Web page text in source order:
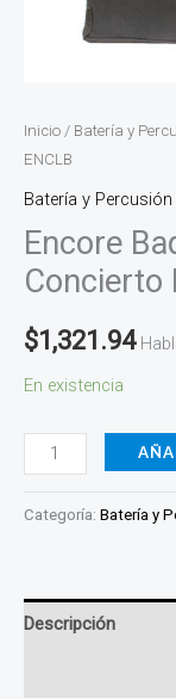
Inicio / Batería y
ENCLB
Batería y Percusión
Encore
Concierto
$1,321.94
En existencia
Categoría: Batería y
Descripción